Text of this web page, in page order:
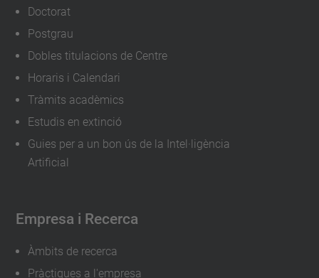
Doctorat
Postgrau
Dobles titulacions de Centre
Horaris i Calendari
Tràmits acadèmics
Estudis en extinció
Guies per a un bon ús de la Intel·ligència
Artificial
Empresa i Recerca
Àmbits de recerca
Pràctiques a l'empresa